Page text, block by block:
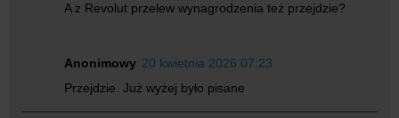
A z Revolut przelew wynagrodzenia też przejdzie?
Anonimowy 20 kwietnia 2026 07:23
Przejdzie. Już wyżej było pisane